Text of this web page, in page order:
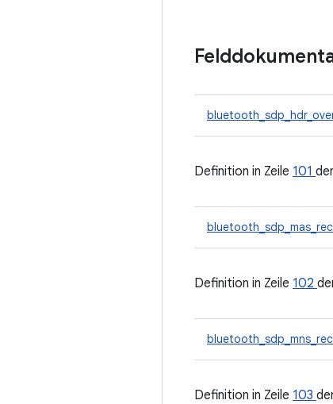
Definition in Zeile 101
Definition in Zeile 102
Definition in Zeile 103